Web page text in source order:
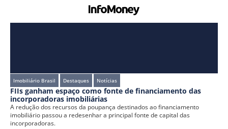
Imobiliário Brasil Destaques Notícias
FIIs ganham espaço como fonte de financiamento das
incorporadoras imobiliárias
A redução dos recursos da poupança destinados ao financiamento
imobiliário passou a redesenhar a principal fonte de capital das
incorporadoras.